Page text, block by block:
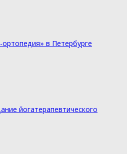
в Петербурге
йогатерапевтического